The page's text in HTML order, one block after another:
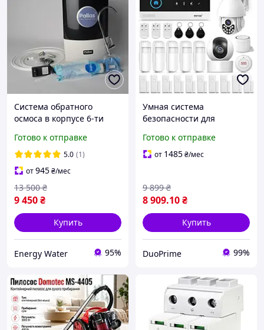
Система обратного
осмоса в корпусе 6-ти
минерализатором Pallas
Enjoy SMART
Готово к отправке
5.0 (1)
от945₴/мес
9 450₴
13 500 ₴
Купить
Energy Water 95%
Умная система
безопасности для
Wireless Home Alarm
System с 2×1080P
Готово к отправке
от 1485₴/мес
8 909.10₴
9 899 ₴
Купить
DuoPrime 99%